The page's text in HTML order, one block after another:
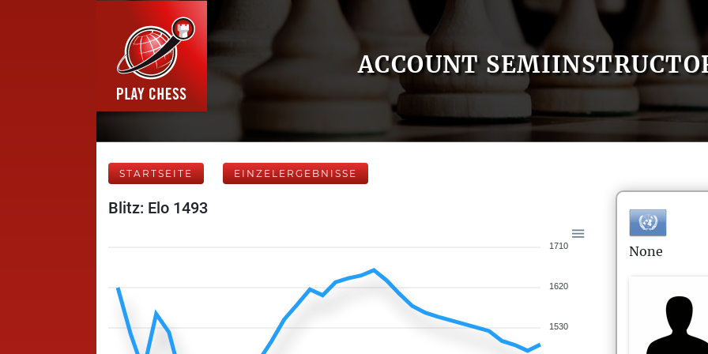
ACCOUNT
STARTSEITE EINZELERGEBNISSE
Blitz: Elo 1493
1710
1620
1530
None